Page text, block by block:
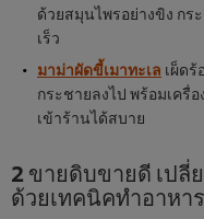
ด้วยสมุนไพรอย่างขิง กร
เร็ว
มาม่าผัดขี้เมาทะเล เผ็ด
กระชายลงไป พร้อมเครื่
เข้าร้านได้สบาย
2 ขายดิบขายดี เปลี่
ด้วยเทคนิคทำอาหาร